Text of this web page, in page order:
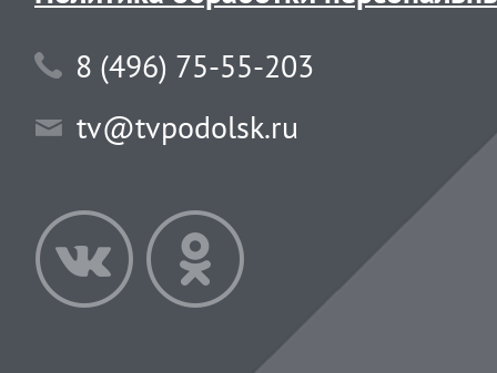
8 (496) 75-55-203
tv@tvpodolsk.ru